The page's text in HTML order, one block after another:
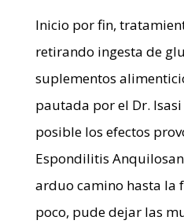
Inicio por fin,
retirando ingesta de
suplementos
pautada por el Dr.
posible los efectos
Espondilitis
arduo camino hasta la
poco, pude dejar las